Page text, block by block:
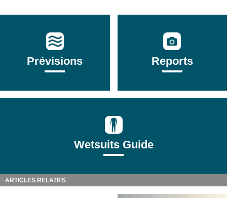
Prévisions Reports
Wetsuits Guide
ARTICLES RELATIFS